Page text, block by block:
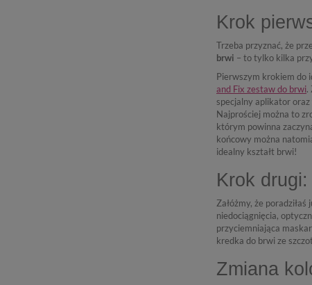
Krok
Trzeba przyznać, że
brwi – to tylko kilka
Pierwszym krokiem do
and Fix zestaw do brwi.
specjalny aplikator
Najprościej można to
którym powinna
końcowy można
idealny kształt brwi!
Krok
Załóżmy, że
niedociągnięcia,
przyciemniająca
kredka do brwi ze
Zmiana